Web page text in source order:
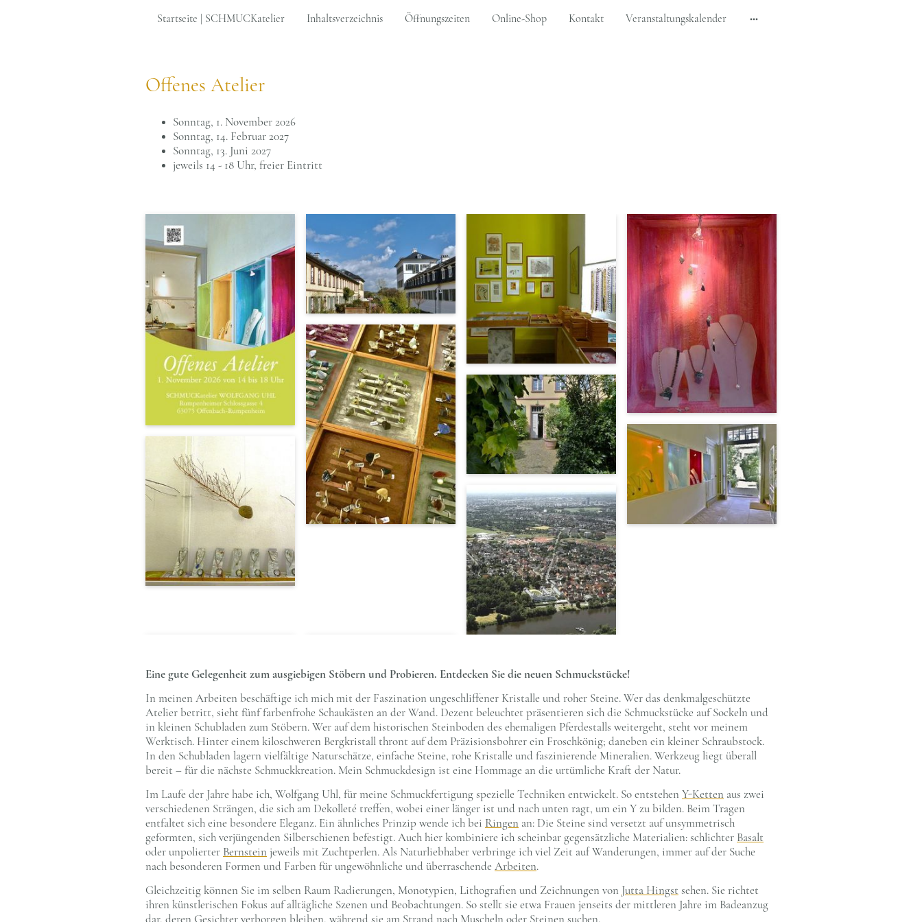
Startseite | SCHMUCKatelier Inhaltsverzeichnis Öffnungszeiten Online-Shop Kontakt Veranstaltungskalender
Offenes Atelier
Sonntag, 1. November 2026
Sonntag, 14. Februar 2027
Sonntag, 13. Juni 2027
jeweils 14 - 18 Uhr, freier Eintritt
Eine gute Gelegenheit zum ausgiebigen Stöbern und Probieren. Entdecken Sie die neuen Schmuckstücke!
In meinen Arbeiten beschäftige ich mich mit der Faszination ungeschliffener Kristalle und roher Steine. Wer das denkmalgeschützte
Atelier betritt, sieht fünf farbenfrohe Schaukästen an der Wand. Dezent beleuchtet präsentieren sich die Schmuckstücke auf Sockeln und
in kleinen Schubladen zum Stöbern. Wer auf dem historischen Steinboden des ehemaligen Pferdestalls weitergeht, steht vor meinem
Werktisch. Hinter einem kiloschweren Bergkristall thront auf dem Präzisionsbohrer ein Froschkönig; daneben ein kleiner Schraubstock.
In den Schubladen lagern vielfältige Naturschätze, einfache Steine, rohe Kristalle und faszinierende Mineralien. Werkzeug liegt überall
bereit – für die nächste Schmuckkreation. Mein Schmuckdesign ist eine Hommage an die urtümliche Kraft der Natur.
Im Laufe der Jahre habe ich, Wolfgang Uhl, für meine Schmuckfertigung spezielle Techniken entwickelt. So entstehen Y-Ketten aus zwei
verschiedenen Strängen, die sich am Dekolleté treffen, wobei einer länger ist und nach unten ragt, um ein Y zu bilden. Beim Tragen
entfaltet sich eine besondere Eleganz. Ein ähnliches Prinzip wende ich bei Ringen an: Die Steine sind versetzt auf unsymmetrisch
geformten, sich verjüngenden Silberschienen befestigt. Auch hier kombiniere ich scheinbar gegensätzliche Materialien: schlichter Basalt
oder unpolierter Bernstein jeweils mit Zuchtperlen. Als Naturliebhaber verbringe ich viel Zeit auf Wanderungen, immer auf der Suche
nach besonderen Formen und Farben für ungewöhnliche und überraschende Arbeiten.
Gleichzeitig können Sie im selben Raum Radierungen, Monotypien, Lithografien und Zeichnungen von Jutta Hingst sehen. Sie richtet
ihren künstlerischen Fokus auf alltägliche Szenen und Beobachtungen. So stellt sie etwa Frauen jenseits der mittleren Jahre im Badeanzug